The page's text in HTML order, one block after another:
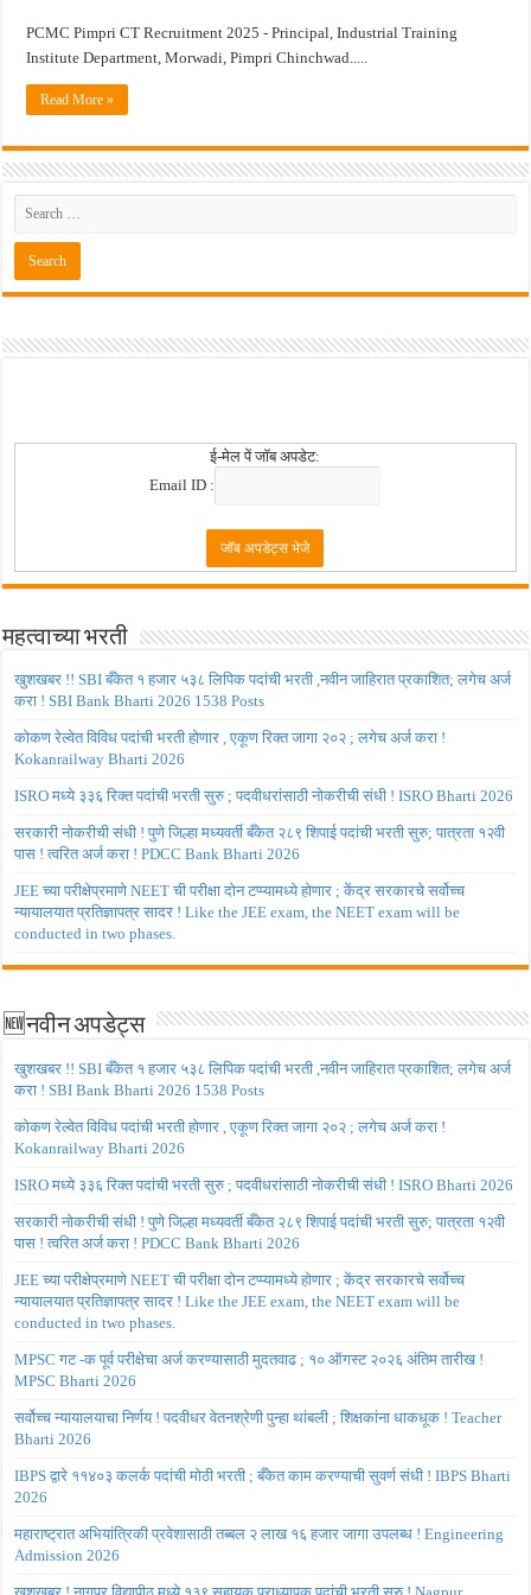
खुशखबर ! नागपूर विद्यापीठ मध्ये १३९ सहायक प्राध्यापक पदांची भरती सुरु ! Nagpur
PCMC Pimpri CT Recruitment 2025 - Principal, Industrial Training
Institute Department, Morwadi, Pimpri Chinchwad.....
Read More »
ई-मेल पें जॉब अपडेट:
Email ID :
महत्वाच्या भरती
खुशखबर !! SBI बँकेत १ हजार ५३८ लिपिक पदांची भरती ,नवीन जाहिरात प्रकाशित; लगेच अर्ज
करा ! SBI Bank Bharti 2026 1538 Posts
कोकण रेल्वेत विविध पदांची भरती होणार , एकूण रिक्त जागा २०२ ; लगेच अर्ज करा !
Kokanrailway Bharti 2026
ISRO मध्ये ३३६ रिक्त पदांची भरती सुरु ; पदवीधरांसाठी नोकरीची संधी ! ISRO Bharti 2026
सरकारी नोकरीची संधी ! पुणे जिल्हा मध्यवर्ती बँकेत २८९ शिपाई पदांची भरती सुरु; पात्रता १२वी
पास ! त्वरित अर्ज करा ! PDCC Bank Bharti 2026
JEE च्या परीक्षेप्रमाणे NEET ची परीक्षा दोन टप्प्यामध्ये होणार ; केंद्र सरकारचे सर्वोच्च
न्यायालयात प्रतिज्ञापत्र सादर ! Like the JEE exam, the NEET exam will be
conducted in two phases.
🆕नवीन अपडेट्स
खुशखबर !! SBI बँकेत १ हजार ५३८ लिपिक पदांची भरती ,नवीन जाहिरात प्रकाशित; लगेच अर्ज
करा ! SBI Bank Bharti 2026 1538 Posts
कोकण रेल्वेत विविध पदांची भरती होणार , एकूण रिक्त जागा २०२ ; लगेच अर्ज करा !
Kokanrailway Bharti 2026
ISRO मध्ये ३३६ रिक्त पदांची भरती सुरु ; पदवीधरांसाठी नोकरीची संधी ! ISRO Bharti 2026
सरकारी नोकरीची संधी ! पुणे जिल्हा मध्यवर्ती बँकेत २८९ शिपाई पदांची भरती सुरु; पात्रता १२वी
पास ! त्वरित अर्ज करा ! PDCC Bank Bharti 2026
JEE च्या परीक्षेप्रमाणे NEET ची परीक्षा दोन टप्प्यामध्ये होणार ; केंद्र सरकारचे सर्वोच्च
न्यायालयात प्रतिज्ञापत्र सादर ! Like the JEE exam, the NEET exam will be
conducted in two phases.
MPSC गट -क पूर्व परीक्षेचा अर्ज करण्यासाठी मुदतवाढ ; १० ऑगस्ट २०२६ अंतिम तारीख !
MPSC Bharti 2026
सर्वोच्च न्यायालयाचा निर्णय ! पदवीधर वेतनश्रेणी पुन्हा थांबली ; शिक्षकांना धाकधूक ! Teacher
Bharti 2026
IBPS द्वारे ११४०३ कलर्क पदांची मोठी भरती ; बँकेत काम करण्याची सुवर्ण संधी ! IBPS Bharti
2026
महाराष्ट्रात अभियांत्रिकी प्रवेशासाठी तब्बल २ लाख १६ हजार जागा उपलब्ध ! Engineering
Admission 2026